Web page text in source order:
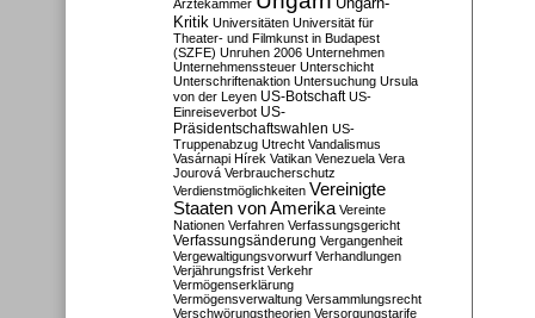
Ärztekammer
Ungarn-
Kritik Universitäten Universität für
Theater- und Filmkunst in Budapest
(SZFE) Unruhen 2006 Unternehmen
Unternehmenssteuer Unterschicht
Unterschriftenaktion Untersuchung Ursula
von der Leyen US-Botschaft US-
Einreiseverbot US-
Präsidentschaftswahlen US-
Truppenabzug Utrecht Vandalismus
Vasárnapi Hírek Vatikan Venezuela Vera
Jourová Verbraucherschutz
Verdienstmöglichkeiten Vereinigte
Staaten von Amerika Vereinte
Nationen Verfahren Verfassungsgericht
Verfassungsänderung Vergangenheit
Vergewaltigungsvorwurf Verhandlungen
Verjährungsfrist Verkehr
Vermögenserklärung
Vermögensverwaltung Versammlungsrecht
Verschwörungstheorien Versorgungstarife